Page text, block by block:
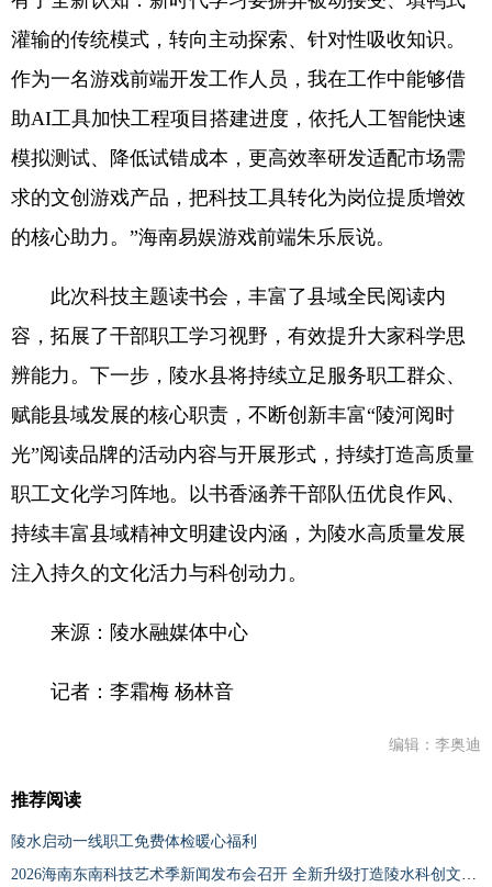
灌输的传统模式，转向主动探索、针对性吸收知识。
作为一名游戏前端开发工作人员，我在工作中能够借
助AI工具加快工程项目搭建进度，依托人工智能快速
模拟测试、降低试错成本，更高效率研发适配市场需
求的文创游戏产品，把科技工具转化为岗位提质增效
的核心助力。”海南易娱游戏前端朱乐辰说。
此次科技主题读书会，丰富了县域全民阅读内
容，拓展了干部职工学习视野，有效提升大家科学思
辨能力。下一步，陵水县将持续立足服务职工群众、
赋能县域发展的核心职责，不断创新丰富“陵河阅时
光”阅读品牌的活动内容与开展形式，持续打造高质量
职工文化学习阵地。以书香涵养干部队伍优良作风、
持续丰富县域精神文明建设内涵，为陵水高质量发展
注入持久的文化活力与科创动力。
来源：陵水融媒体中心
记者：李霜梅 杨林音
编辑：李奥迪
推荐阅读
陵水启动一线职工免费体检暖心福利
2026海南东南科技艺术季新闻发布会召开 全新升级打造陵水科创文旅标杆IP